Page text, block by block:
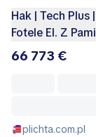
Hak | Tech Plus
Fotele El. Z
66 773 €
plichta.com.pl